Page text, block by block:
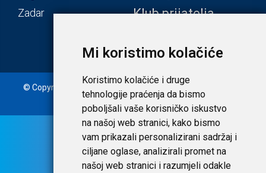
Mi koristimo kolačiće
Koristimo kolačiće i druge
tehnologije praćenja da bismo
poboljšali vaše korisničko iskustvo
na našoj web stranici, kako bismo
vam prikazali personalizirani sadržaj i
ciljane oglase, analizirali promet na
našoj web stranici i razumjeli odakle
Zadar
Klub prijatelja
© Copyright 2020. Laudato d.o.o. | Tečaj konverzije: 1 EUR =
7,53450 HRK | Uvjeti i privatnost